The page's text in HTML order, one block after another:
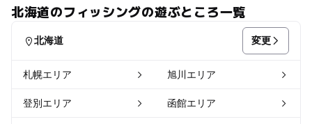
北海道のフィッシングの遊ぶところ一覧
北海道 変更
札幌エリア 旭川エリア
登別エリア 函館エリア